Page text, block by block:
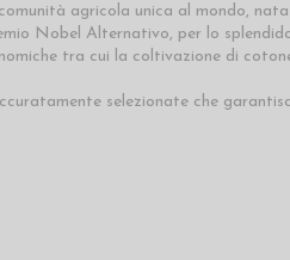
agricola unica al mondo,
Nobel Alternativo, per lo
tra cui la coltivazione di
selezionate che